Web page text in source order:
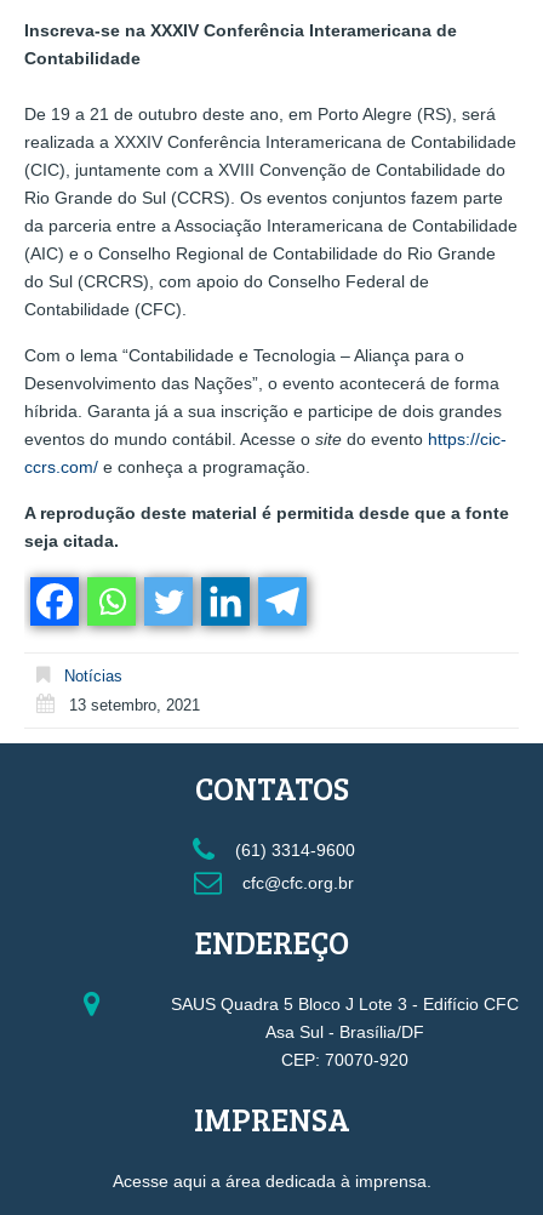
Inscreva-se na XXXIV Conferência Interamericana de
Contabilidade
De 19 a 21 de outubro deste ano, em Porto Alegre (RS), será
realizada a XXXIV Conferência Interamericana de Contabilidade
(CIC), juntamente com a XVIII Convenção de Contabilidade do
Rio Grande do Sul (CCRS). Os eventos conjuntos fazem parte
da parceria entre a Associação Interamericana de Contabilidade
(AIC) e o Conselho Regional de Contabilidade do Rio Grande
do Sul (CRCRS), com apoio do Conselho Federal de
Contabilidade (CFC).
Com o lema “Contabilidade e Tecnologia – Aliança para o
Desenvolvimento das Nações”, o evento acontecerá de forma
híbrida. Garanta já a sua inscrição e participe de dois grandes
eventos do mundo contábil. Acesse o site do evento https://cic-
ccrs.com/ e conheça a programação.
A reprodução deste material é permitida desde que a fonte
seja citada.
Notícias
13 setembro, 2021
CONTATOS
(61) 3314-9600
cfc@cfc.org.br
ENDEREÇO
SAUS Quadra 5 Bloco J Lote 3 - Edifício CFC
Asa Sul - Brasília/DF
CEP: 70070-920
IMPRENSA
Acesse aqui a área dedicada à imprensa.